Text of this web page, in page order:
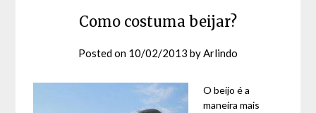
Como costuma beijar?
Posted on 10/02/2013 byArlindo
O beijo é a
maneira mais